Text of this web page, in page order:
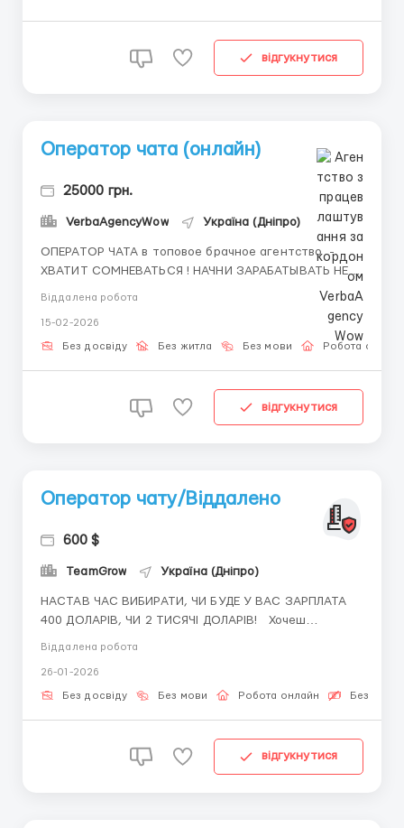
відгукнутися
Оператор чата (онлайн)
25000 грн.
VerbaAgencyWow Україна (Дніпро)
ОПЕРАТОР ЧАТА в топовое брачное агентство -
ХВАТИТ СОМНЕВАТЬСЯ ! НАЧНИ ЗАРАБАТЫВАТЬ НЕ
ВЫХОДЯ ИЗ ДОМА ! ВЫСОКООПЛАЧИВАЕМАЯ
доход без каких-либо вложений? Начни работать с
нами уже сегодня! Что мы предлагаем: Высокий...
Віддалена робота
15-02-2026
Без досвіду Без житла Без мови Робота онлайн
відгукнутися
Оператор чату/Віддалено
600 $
TeamGrow Україна (Дніпро)
НАСТАВ ЧАС ВИБИРАТИ, ЧИ БУДЕ У ВАС ЗАРПЛАТА
400 ДОЛАРІВ, ЧИ 2 ТИСЯЧІ ДОЛАРІВ! Хочеш
працювати віддалено, з чашкою кави, сидячи на
спробувати працювати без стресу та обмежень,
коли ти сам вирішуєш, скільки хочеш заробляти?
Віддалена робота
26-01-2026
Без досвіду Без мови Робота онлайн
відгукнутися